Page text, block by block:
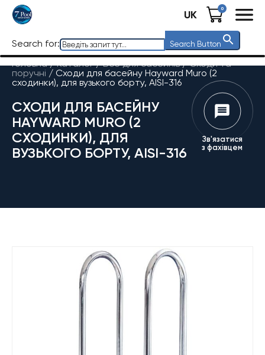
UK 0
Search for: Search Button
Головна / Каталог/Все для басейнів/Сходи та
поручні / Сходи для басейну Hayward Muro (2
сходинки), для вузького борту, AISI-316
СХОДИ ДЛЯ БАСЕЙНУ
HAYWARD MURO (2
СХОДИНКИ), ДЛЯ
ВУЗЬКОГО БОРТУ, AISI-316
Зв'язатися
з фахівцем